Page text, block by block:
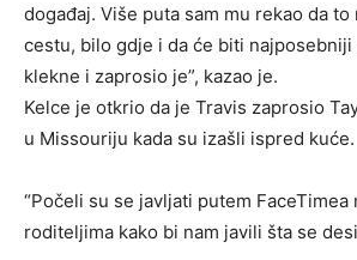
događaj. Više puta sam mu rekao da
cestu, bilo gdje i da će biti najposebniji
klekne i zaprosio je”, kazao je.
Kelce je otkrio da je Travis zaprosio
u Missouriju kada su izašli ispred kuće.
“Počeli su se javljati putem FaceTimea
roditeljima kako bi nam javili šta se